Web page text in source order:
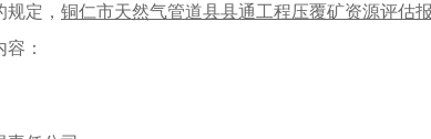
定， 铜仁市天然气管道县县通工程压覆矿资源评估
：